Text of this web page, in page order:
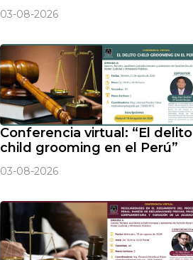
03-08-2026
Conferencia virtual: “El delito
child grooming en el Perú”
03-08-2026